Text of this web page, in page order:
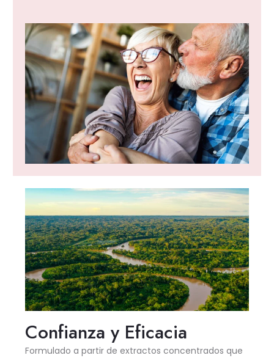
Confianza y Eficacia
Formulado a partir de extractos concentrados que